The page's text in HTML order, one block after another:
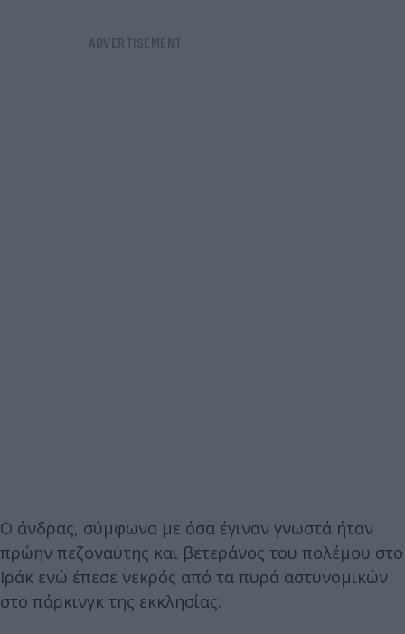
Ο άνδρας, σύμφωνα με όσα έγιναν γνωστά ήταν
πρώην πεζοναύτης και βετεράνος του πολέμου στο
Ιράκ ενώ έπεσε νεκρός από τα πυρά αστυνομικών
στο πάρκινγκ της εκκλησίας.